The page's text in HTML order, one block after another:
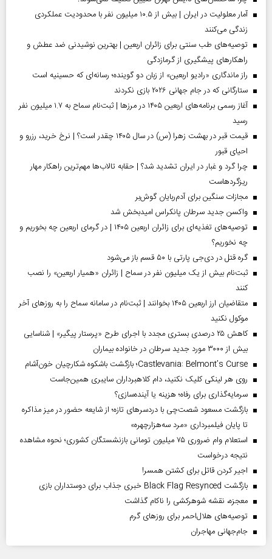
آمار معلولیت در ایران | بیش از ۱۰.۵ میلیون نفر با محدودیت عملکردی
زندگی می‌کنند
توصیه‌های طب سنتی برای زائران اربعین | بهترین نوشیدنی ضد عطش و
راهکارهای پیشگیری از گرمازدگی
راز ماندگاری «رادیو اربعین» از زبان دو گوینده؛ رسانه‌ای که حسینیه است
ستارگانی که در جام جهانی ۲۰۲۶ بازی نکردند
آغاز رسمی برنامه‌های اربعین ۱۴۰۵ در مرز‌ها | ثبت‌نام سماح به ۱.۷ میلیون نفر
رسید
قیمت قبر در بهشت زهرا (س) در سال ۱۴۰۵ چقدر است؟ | نرخ خرید، رزرو و
احیای قبور
چرا گرد و غبار در ایران تشدید شد؟ | حقابه تالاب‌ها مهم‌ترین راهکار مهار
ریزگردهاست
مجازات سنگین برای آدم‌ربایان گوش‌بر
واکسن جدید سرطان پانکراس امیدبخش شد
توصیه‌های تغذیه‌ای برای زائران اربعین ۱۴۰۵ | در گرمای اربعین چه بخوریم و
چه نخوریم؟
گره قتل در دی‌جی پارتی با ۵۰ قسم باز می‌شود
ثبت‌نام بیش از یک میلیون نفر در سماح | زائران «همیار اربعین» را نصب
کنند
متقاضیان ارز اربعین ۱۴۰۵ بخوانند | ثبت‌نام در سامانه سماح را به روز‌های آخر
موکول نکنید
کاهش ۲۵ درصدی بستری مجدد با اجرای طرح «پرستار پیگیر» | شناسایی
بیش از ۳۰۰۰ مورد جدید سرطان در خانواده بیماران
Castlevania: Belmont’s Curse؛ بازگشت باشکوه شکارچیان خون‌آشام
روی هر لینکی کلیک نکنید، دام کلاهبرداران سایبری همین‌جاست
سرمایه‌گذاری برای رفاه؛ هزینه یا آینده‌سازی؟
بازگشت مسعود شصت‌چی با دردسر‌های تازه؛ از شایعه حضور در میز مذاکره
تا پایان فیلمبرداری «مرد سه‌هزارچهره»
استعلام وام ضروری ۷۵ میلیون تومانی بازنشستگان کشوری؛ نحوه مشاهده
نتیجه درخواست
اجیر کردن قاتل برای کشتن همسر!
بازگشت Black Flag Resynced خبری جذاب برای دوستداران بازی
معجزه، نقشه شوهرکشی را ناکام گذاشت
توصیه‌های هلال‌احمر برای روز‌های گرم
جام‌جهانی مهاجران